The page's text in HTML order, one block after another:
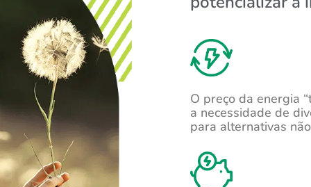
O preço da energia
a necessidade de
para alternativas